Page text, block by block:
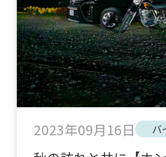
2023年09月16日 バ